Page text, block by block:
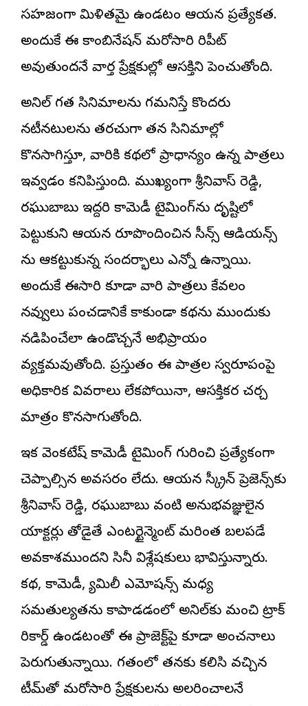
సహజంగా మిళితమై ఉండటం ఆయన ప్రత్యేకత.
అందుకే ఈ కాంబినేషన్ మరోసారి రిపీట్
అవుతుందనే వార్త ప్రేక్షకుల్లో ఆసక్తిని పెంచుతోంది.
అనిల్ గత సినిమాల‌ను గమనిస్తే కొంద‌రు
నటీనటులను తరచుగా తన సినిమాల్లో
కొనసాగిస్తూ, వారికి కథలో ప్రాధాన్యం ఉన్న పాత్రలు
ఇవ్వడం కనిపిస్తుంది. ముఖ్యంగా శ్రీనివాస్ రెడ్డి,
రఘుబాబు ఇద్దరి కామెడీ టైమింగ్‌ను దృష్టిలో
పెట్టుకుని ఆయన రూపొందించిన సీన్స్ ఆడియ‌న్స్
ను ఆకట్టుకున్న సందర్భాలు ఎన్నో ఉన్నాయి.
అందుకే ఈసారి కూడా వారి పాత్రలు కేవలం
నవ్వులు పంచడానికే కాకుండా కథను ముందుకు
నడిపించేలా ఉండొచ్చనే అభిప్రాయం
వ్యక్తమవుతోంది. ప్రస్తుతం ఈ పాత్రల స్వరూపంపై
అధికారిక వివరాలు లేకపోయినా, ఆసక్తికర చర్చ
మాత్రం కొనసాగుతోంది.
ఇక వెంకటేష్ కామెడీ టైమింగ్ గురించి ప్రత్యేకంగా
చెప్పాల్సిన అవసరం లేదు. ఆయన స్క్రీన్ ప్రెజెన్స్‌కు
శ్రీనివాస్ రెడ్డి, రఘుబాబు వంటి అనుభవజ్ఞులైన
యాక్ట‌ర్లు తోడైతే ఎంట‌ర్టైన్మెంట్ మరింత బలపడే
అవకాశముందని సినీ విశ్లేషకులు భావిస్తున్నారు.
కథ, కామెడీ, ఫ్యామిలీ ఎమోషన్స్ మధ్య
సమతుల్యతను కాపాడడంలో అనిల్‌కు మంచి ట్రాక్
రికార్డ్ ఉండటంతో ఈ ప్రాజెక్ట్‌పై కూడా అంచనాలు
పెరుగుతున్నాయి. గతంలో తనకు కలిసి వచ్చిన
టీమ్‌తో మరోసారి ప్రేక్షకులను అలరించాలనే